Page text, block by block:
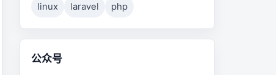
linux
laravel php
公众号